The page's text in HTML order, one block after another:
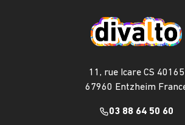
11, rue Icare CS 40165
67960 Entzheim
03 88 64 50 60